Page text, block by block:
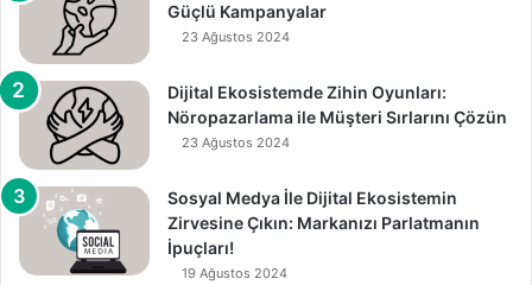
Güçlü Kampanyalar
23 Ağustos 2024
Dijital Ekosistemde Zihin Oyunları:
Nöropazarlama ile Müşteri Sırlarını Çözün
23 Ağustos 2024
Sosyal Medya İle Dijital Ekosistemin
Zirvesine Çıkın: Markanızı Parlatmanın
İpuçları!
19 Ağustos 2024